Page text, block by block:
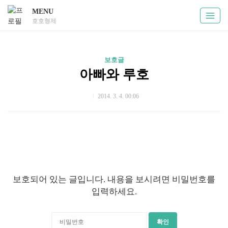
MENU
호호형제
보호글
아빠와 루호
2014. 3. 4. 00:06
보호되어 있는 글입니다. 내용을 보시려면 비밀번호를
입력하세요.
확인